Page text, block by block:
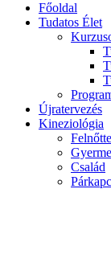
Főoldal
Tudatos Élet
Újratervezés
Kineziológia
Család